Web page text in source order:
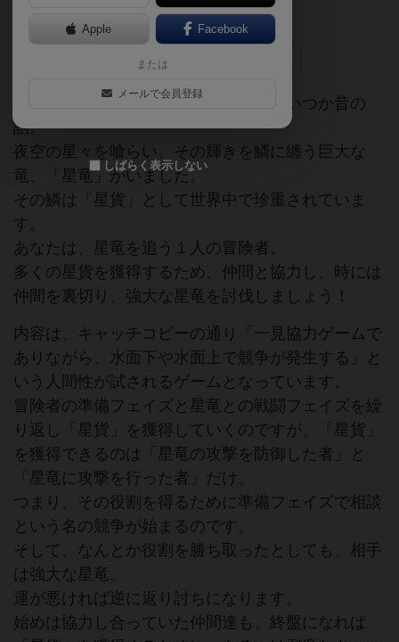
敵は竜か、隣の仲間か。
ゲームマーケット2017秋（東京）
太陽がもっとぺかぺかと輝いていた、いつか昔の
話。
夜空の星々を喰らい、その輝きを鱗に纏う巨大な
竜、「星竜」がいました。
その鱗は「星貨」として世界中で珍重されていま
す。
あなたは、星竜を追う１人の冒険者。
多くの星貨を獲得するため、仲間と協力し、時には
仲間を裏切り、強大な星竜を討伐しましょう！
内容は、キャッチコピーの通り「一見協力ゲームで
ありながら、水面下や水面上で競争が発生する」と
いう人間性が試されるゲームとなっています。
冒険者の準備フェイズと星竜との戦闘フェイズを繰
り返し「星貨」を獲得していくのですが、「星貨」
を獲得できるのは「星竜の攻撃を防御した者」と
「星竜に攻撃を行った者」だけ。
つまり、その役割を得るために準備フェイズで相談
という名の競争が始まるのです。
そして、なんとか役割を勝ち取ったとしても、相手
は強大な星竜。
運が悪ければ逆に返り討ちになります。
始めは協力し合っていた仲間達も、終盤になれば
Apple Facebook
または
メールで会員登録
しばらく表示しない